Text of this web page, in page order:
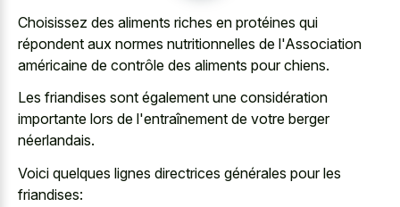
Choisissez des aliments riches en protéines qui
répondent aux normes nutritionnelles de l'Association
américaine de contrôle des aliments pour chiens.
Les friandises sont également une considération
importante lors de l'entraînement de votre berger
néerlandais.
Voici quelques lignes directrices générales pour les
friandises: